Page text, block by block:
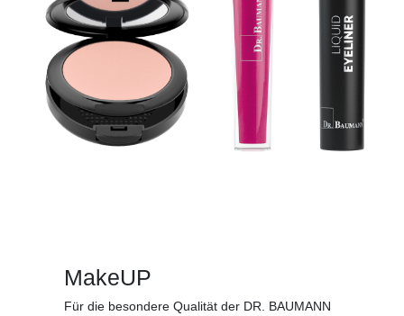
MakeUP
Für die besondere Qualität der DR. BAUMANN